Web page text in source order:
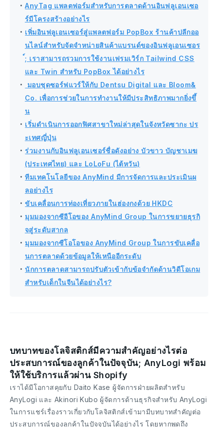
・AnyTag แพลตฟอร์มสำหรับการตลาดด้านอินฟลูเอนเซอ
ร์มีโครงสร้างอย่างไร
・ เพิ่มอินฟลูเอนเซอร์สู่แพลตฟอร์ม PopBox ร้านค้าปลีกออ
นไลน์สำหรับจัดจำหน่ายสินค้าแบรนด์ของอินฟลูเอนเซอร
์; เราสามารถรวมการใช้งานเฟรมเวิร์ก Tailwind CSS
และ Twin สำหรับ PopBox ได้อย่างไร
・
มอบชุดซอร์ฟแวร์ให้กับ Dentsu Digital และ Bloom&
Co. เพื่อการช่วยในการทำงานให้มีประสิทธิภาพมากยิ่งขึ้
น
・ เริ่มดำเนินการออกฟิศสาขาใหม่ล่าสุดในจังหวัดซากะ ปร
ะเทศญี่ปุ่น
・ร่วมงานกับอินฟลูเอนเซอร์ชื่อดังอย่าง บัวขาว บัญชาเมฆ
(ประเทศไทย) และ LoLoFu (ไต้หวัน)
・ทีมเทคโนโลยีของ AnyMind มีการจัดการและประเมินผ
ลอย่างไร
・ขับเคลื่อนการท่องเที่ยวภายในฮ่องกงด้วย HKDC
・ มุมมองจากซีอีโอของ AnyMind Group ในการขยายธุรกิ
จสู่ระดับสากล
・ มุมมองจากซีโอโอของ AnyMind Group ในการขับเคลื่อ
นการตลาดด้วยข้อมูลให้เหนืออีกระดับ
・นักการตลาดสามารถปรับตัวเข้ากับข้อจำกัดด้านวิดีโอเกม
สำหรับเด็กในจีนได้อย่างไร?
บทบาทของโลจิสติกส์มีความสำคัญอย่างไรต่อ
ประสบการณ์ของลูกค้าในปัจจุบัน; AnyLogi พร้อม
ให้ใช้บริการแล้วผ่าน Shopify
เราได้มีโอกาสคุยกับ Daito Kase ผู้จัดการฝ่ายผลิตสำหรับ
AnyLogi และ Akinori Kubo ผู้จัดการด้านธุรกิจสำหรับ AnyLogi
ในการแชร์เรื่องราวเกี่ยวกับโลจิสติกส์เข้ามามีบทบาทสำคัญต่อ
ประสบการณ์ของลูกค้าในปัจจุบันได้อย่างไร โดยหากพูดถึง